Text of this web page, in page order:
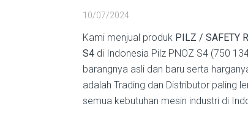
10/07/2024
Kami menjual produk PILZ / SAFETY
S4di Indonesia Pilz PNOZ S4 (750
barangnya asli dan baru serta
adalah Trading dan Distributor paling
semua kebutuhan mesin industri di